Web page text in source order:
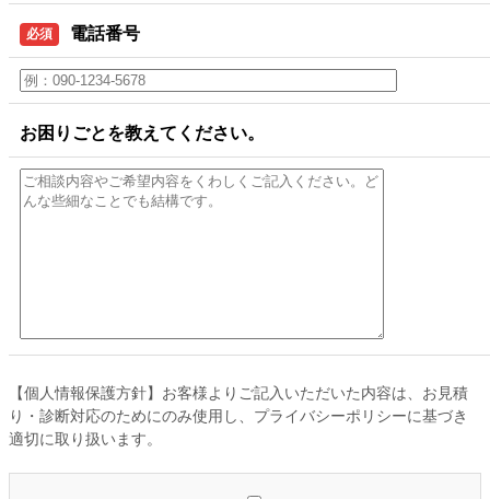
必須 電話番号
お困りごとを教えてください。
【個人情報保護方針】お客様よりご記入いただいた内容は、お見積
り・診断対応のためにのみ使用し、プライバシーポリシーに基づき
適切に取り扱います。